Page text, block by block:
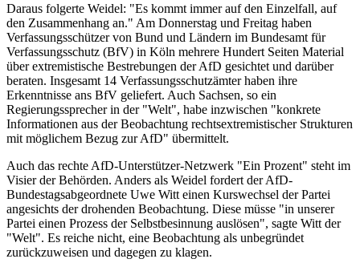
Daraus folgerte Weidel: "Es kommt immer auf den Einzelfall, auf
den Zusammenhang an." Am Donnerstag und Freitag haben
Verfassungsschützer von Bund und Ländern im Bundesamt für
Verfassungsschutz (BfV) in Köln mehrere Hundert Seiten Material
über extremistische Bestrebungen der AfD gesichtet und darüber
beraten. Insgesamt 14 Verfassungsschutzämter haben ihre
Erkenntnisse ans BfV geliefert. Auch Sachsen, so ein
Regierungssprecher in der "Welt", habe inzwischen "konkrete
Informationen aus der Beobachtung rechtsextremistischer Strukturen
mit möglichem Bezug zur AfD" übermittelt.
Auch das rechte AfD-Unterstützer-Netzwerk "Ein Prozent" steht im
Visier der Behörden. Anders als Weidel fordert der AfD-
Bundestagsabgeordnete Uwe Witt einen Kurswechsel der Partei
angesichts der drohenden Beobachtung. Diese müsse "in unserer
Partei einen Prozess der Selbstbesinnung auslösen", sagte Witt der
"Welt". Es reiche nicht, eine Beobachtung als unbegründet
zurückzuweisen und dagegen zu klagen.